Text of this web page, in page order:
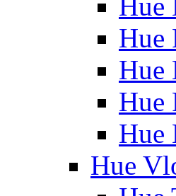
Hue
Hue
Hue
Hue
Hue